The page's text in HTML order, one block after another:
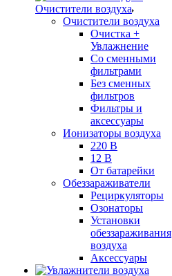
Очистители воздуха
Очистители воздуха
Очистка +
Увлажнение
Cо сменными
фильтрами
Без сменных
фильтров
Фильтры и
аксессуары
Ионизаторы воздуха
220 В
12 В
От батарейки
Обеззараживатели
Рециркуляторы
Озонаторы
Установки
обеззараживания
воздуха
Аксессуары